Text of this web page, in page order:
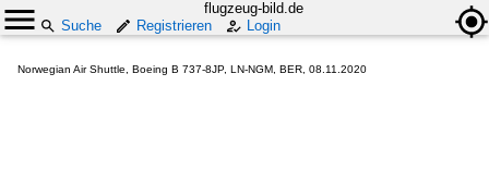
flugzeug-bild.de
Suche
Registrieren Login
Norwegian Air Shuttle, Boeing B 737-8JP, LN-NGM, BER, 08.11.2020